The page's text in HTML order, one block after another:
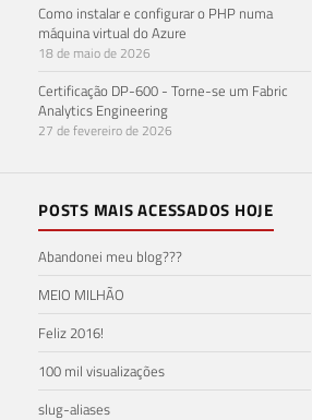
Como instalar e configurar o PHP numa
máquina virtual do Azure
18 de maio de 2026
Certificação DP-600 - Torne-se um Fabric
Analytics Engineering
27 de fevereiro de 2026
POSTS MAIS ACESSADOS HOJE
Abandonei meu blog???
MEIO MILHÃO
Feliz 2016!
100 mil visualizações
slug-aliases